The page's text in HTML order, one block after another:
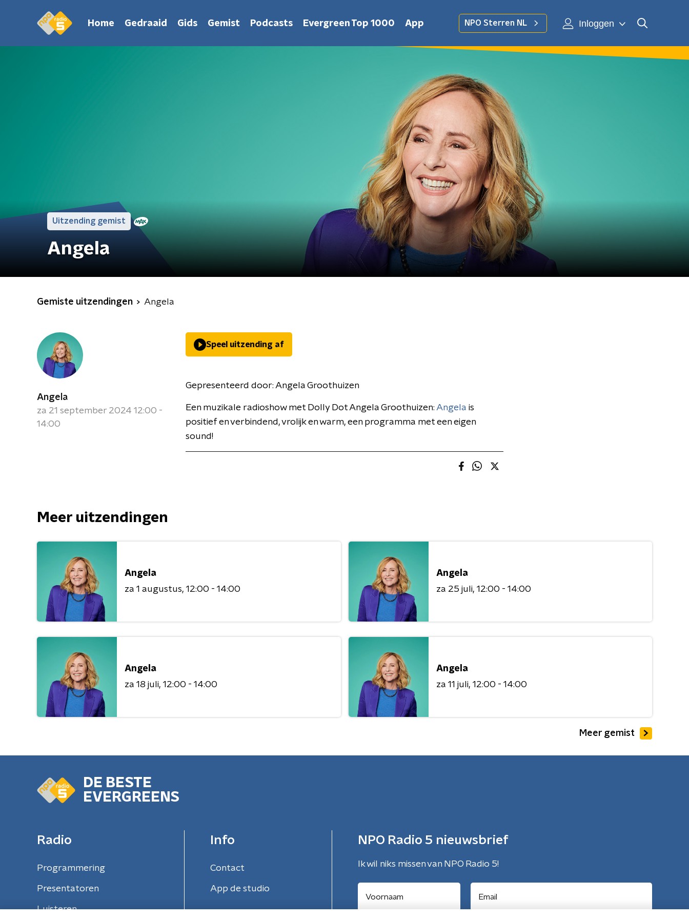
Home Gedraaid Gids Gemist Podcasts Evergreen Top 1000 App NPO Sterren NL Inloggen
Uitzending gemist
Angela
Gemiste uitzendingen Angela
Angela
za 21 september 2024 12:00 -
14:00
Speel uitzending af
Gepresenteerd door: Angela Groothuizen
Een muzikale radioshow met Dolly Dot Angela Groothuizen: Angela is
positief en verbindend, vrolijk en warm, een programma met een eigen
sound!
Meer uitzendingen
Angela
za 1 augustus 12:00 - 14:00
Angela
za 25 juli 12:00 - 14:00
Angela
za 18 juli 12:00 - 14:00
Angela
za 11 juli 12:00 - 14:00
Meer gemist
DE BESTE
EVERGREENS
Radio
Programmering
Presentatoren
Luisteren
Info
Contact
App de studio
NPO Radio 5 nieuwsbrief
Ik wil niks missen van NPO Radio 5!